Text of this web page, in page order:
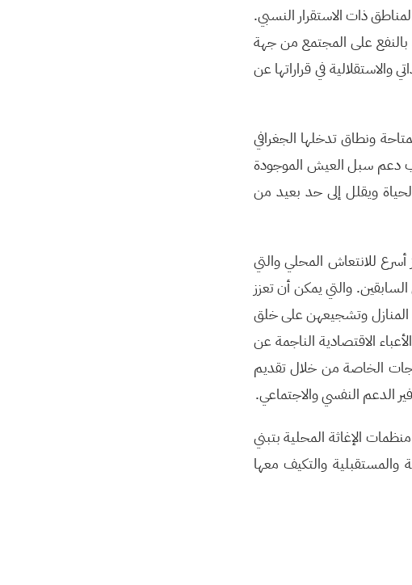
ذات الاستقرار النسبي.
على المجتمع من جهة
في قراراتها عن
ونطاق تدخلها الجغرافي
دعم سبل العيش الموجودة
ويقلل إلى حد بعيد من
أسرع للانتعاش المحلي والتي
والتي يمكن أن تعزز
المنازل وتشجيعهن على خلق
الاقتصادية الناجمة عن
الخاصة من خلال تقديم
الدعم النفسي والاجتماعي.
الإغاثة المحلية بتبني
والتكيف معها